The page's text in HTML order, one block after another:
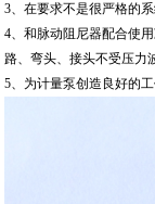
3、在要求不是很严格的
4、和脉动阻尼器配合使
路、弯头、接头不受压力
5、为计量泵创造良好的